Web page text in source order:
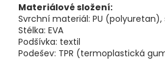
Materiálové složení:
Svrchní materiál: PU
Stélka: EVA
Podšívka: textil
Podešev: TPR (termoplastická